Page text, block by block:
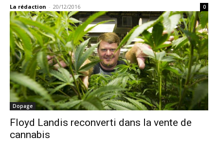
La rédaction - 20/12/2016 0
Dopage
Floyd Landis reconverti dans la vente de
cannabis